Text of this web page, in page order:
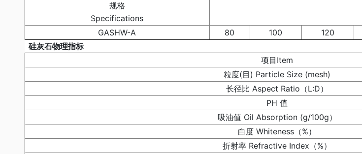
规格
Specifications
GASHW-A 80 100 120
硅灰石物理指标
项目Item
粒度(目) Particle Size (mesh)
长径比 Aspect Ratio（L:D）
PH 值
吸油值 Oil Absorption (g/100g）
白度 Whiteness（%）
折射率 Refractive Index（%）